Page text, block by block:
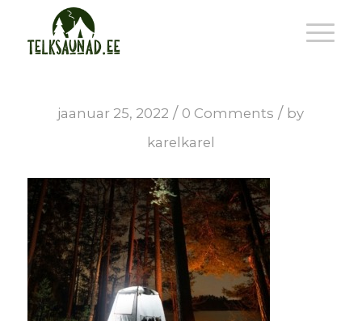
jaanuar 25, 2022 / 0 Comments / by
karelkarel